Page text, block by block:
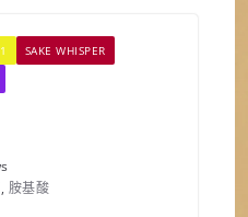
SAKE WHISPER
, 胺基酸